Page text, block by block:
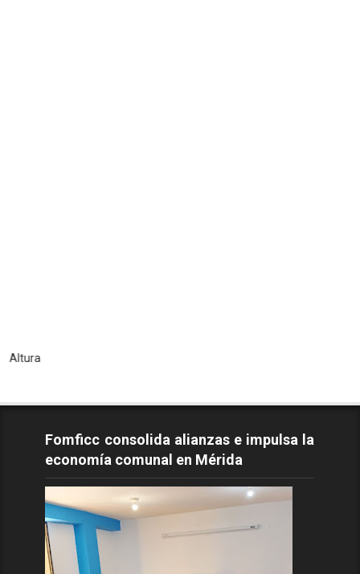
Fomficc consolida alianzas e impulsa la
economía comunal en Mérida